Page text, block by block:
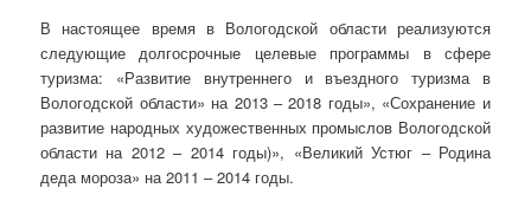
В настоящее время в Вологодской области реализуются
следующие долгосрочные целевые программы в сфере
туризма: «Развитие внутреннего и въездного туризма в
Вологодской области» на 2013 – 2018 годы», «Сохранение и
развитие народных художественных промыслов Вологодской
области на 2012 – 2014 годы)», «Великий Устюг – Родина
деда мороза» на 2011 – 2014 годы.